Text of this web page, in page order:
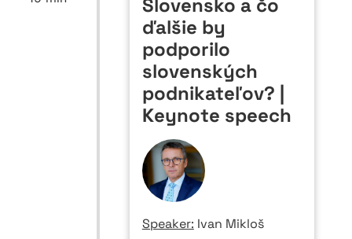
ďalšie by
podporilo
slovenských
podnikateľov? |
Keynote speech
Speaker: Ivan Mikloš